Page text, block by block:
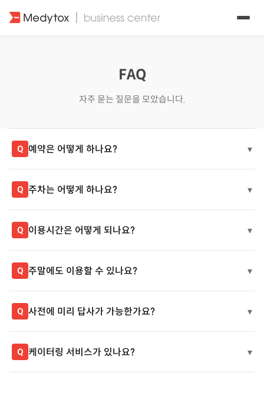
FAQ
자주 묻는 질문을 모았습니다.
Q 예약은 어떻게 하나요? ▾
Q 주차는 어떻게 하나요? ▾
Q 이용시간은 어떻게 되나요? ▾
Q 주말에도 이용할 수 있나요? ▾
Q 사전에 미리 답사가 가능한가요? ▾
Q 케이터링 서비스가 있나요? ▾